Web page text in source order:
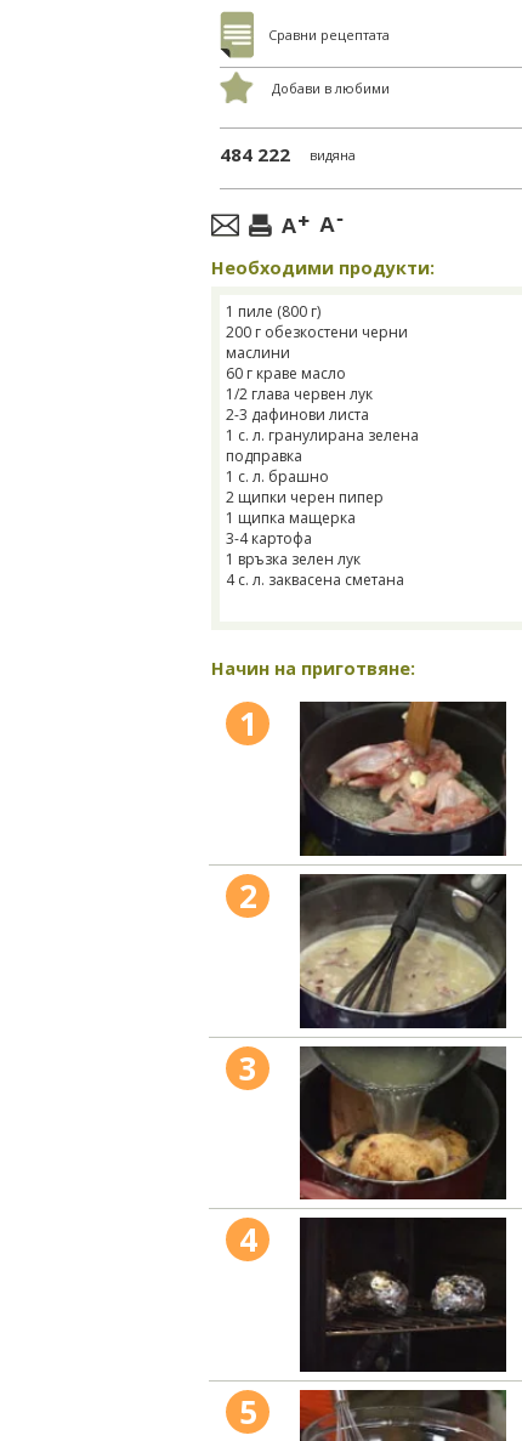
Сравни рецептата
Добави в любими
484 222 видяна
Необходими продукти:
1 пиле (800 г)
200 г обезкостени черни
маслини
60 г краве масло
1/2 глава червен лук
2-3 дафинови листа
1 с. л. гранулирана зелена
подправка
1 с. л. брашно
2 щипки черен пипер
1 щипка мащерка
3-4 картофа
1 връзка зелен лук
4 с. л. заквасена сметана
Начин на приготвяне:
1
2
3
4
5